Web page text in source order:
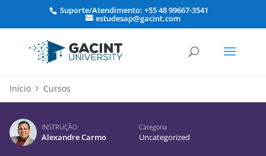
Suporte/Atendimento: +55 48 99667-3541
estudesap@gacint.com
Início Cursos
INSTRUÇÃO
Alexandre Carmo
Categoria
Uncategorized